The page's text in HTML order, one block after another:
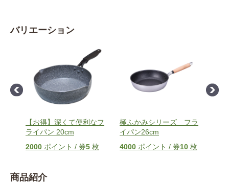
バリエーション
【お得】深くて便利なフ
ライパン 20cm
2000 ポイント / 券5 枚
極ふかみシリーズ フラ
イパン26cm
4000 ポイント / 券10 枚
商品紹介